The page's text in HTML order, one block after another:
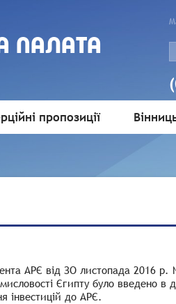
ПАЛАТА
пропозиції
АРЄ від ЗО листопада 2016
Єгипту було введено в
інвестицій до АРЄ.